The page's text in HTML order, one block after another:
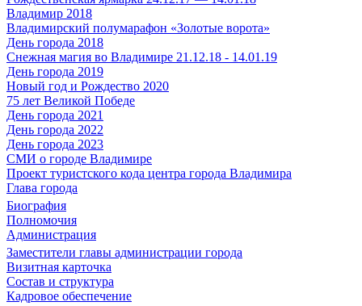
Владимир 2018
Владимирский полумарафон «Золотые ворота»
День города 2018
Снежная магия во Владимире 21.12.18 - 14.01.19
День города 2019
Новый год и Рождество 2020
75 лет Великой Победе
День города 2021
День города 2022
День города 2023
СМИ о городе Владимире
Проект туристского кода центра города Владимира
Глава города
Биография
Полномочия
Администрация
Заместители главы администрации города
Визитная карточка
Состав и структура
Кадровое обеспечение